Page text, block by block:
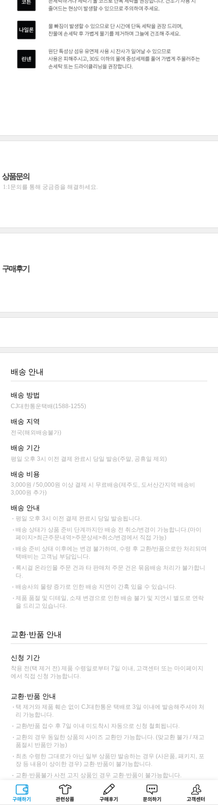
구매하기 관련상품 상품후기 문의하기 고객센터
상품문의
1:1문의를 통해 궁금증을 해결하세요.
구매후기
배송 안내
배송 방법
CJ대한통운택배(1588-1255)
배송 지역
전국(해외배송불가)
배송 기간
평일 오후 3시 이전 결제 완료시 당일 발송(주말, 공휴일 제외)
배송 비용
3,000원 / 50,000원 이상 결제 시 무료배송(제주도, 도서산간지역 배송비
3,000원 추가)
배송 안내
평일 오후 3시 이전 결제 완료시 당일 발송됩니다.
배송 상태가 상품 준비 단계까지만 배송 전 취소/변경이 가능합니다.(마이
페이지>최근주문내역>주문상세>취소/변경에서 직접 가능)
배송 준비 상태 이후에는 변경 불가하며, 수령 후 교환/반품으로만 처리되며
택배비는 고객님 부담입니다.
록시걸 온라인몰 주문 건과 타 판매처 주문 건은 묶음배송 처리가 불가합니
다.
배송사의 물량 증가로 인한 배송 지연이 간혹 있을 수 있습니다.
제품 품절 및 디테일, 소재 변경으로 인한 배송 불가 및 지연시 별도로 연락
을 드리고 있습니다.
교환·반품 안내
신청 기간
착용 전(택 제거 전) 제품 수령일로부터 7일 이내, 고객센터 또는 마이페이지
에서 직접 신청 가능합니다.
교환·반품 안내
택 제거와 제품 훼손 없이 CJ대한통운 택배로 3일 이내에 발송해주셔야 처
리 가능합니다.
교환/반품 접수 후 7일 이내 미도착시 자동으로 신청 철회됩니다.
교환의 경우 동일한 상품의 사이즈 교환만 가능합니다. (맞교환 불가 / 재고
품절시 반품만 가능)
최초 수령한 그대로가 아닌 일부 상품만 발송하는 경우 (사은품, 패키지, 포
장 등 내용이 상이한 경우) 교환·반품이 불가능합니다.
교환·반품불가 사전 고지 상품인 경우 교환·반품이 불가능합니다.
CJ대한통운 외 타택배 이용 시 택배 요금과 반품 주소가 상이하니 고객센터
로 확인 바랍니다.